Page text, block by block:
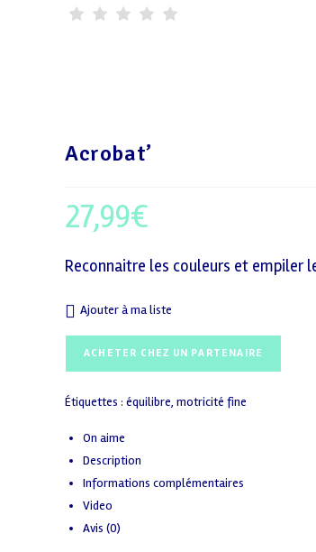
Acrobat’
27,99€
Reconnaitre les couleurs et empiler
Ajouter à ma liste
ACHETER CHEZ UN PARTENAIRE
Étiquettes : équilibre, motricité fine
On aime
Description
Informations complémentaires
Video
Avis (0)